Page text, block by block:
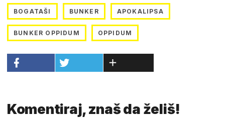
BOGATAŠI BUNKER APOKALIPSA
BUNKER OPPIDUM OPPIDUM
Komentiraj, znaš da želiš!